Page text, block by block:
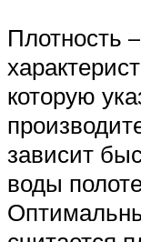
Плотность
которую
зависит
воды